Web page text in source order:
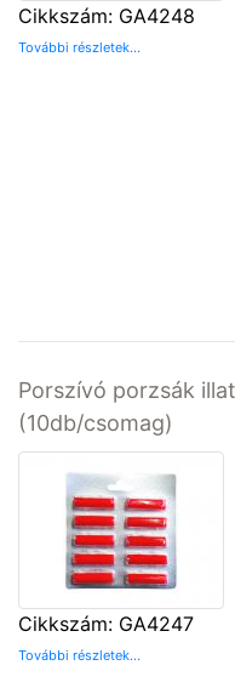
Cikkszám: GA4248
További részletek...
Porszívó porzsák
(10db/csomag)
Cikkszám: GA4247
További részletek...